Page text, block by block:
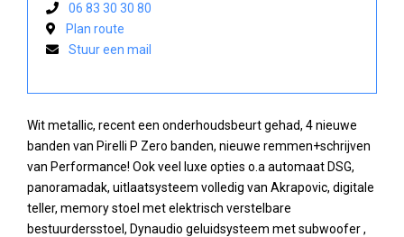
Wit metallic, recent een onderhoudsbeurt gehad, 4 nieuwe
banden van Pirelli P Zero banden, nieuwe remmen+schrijven
van Performance! Ook veel luxe opties o.a automaat DSG,
panoramadak, uitlaatsysteem volledig van Akrapovic, digitale
teller, memory stoel met elektrisch verstelbare
bestuurdersstoel, Dynaudio geluidsysteem met subwoofer ,
06 83 30 30 80
Plan route
Stuur een mail